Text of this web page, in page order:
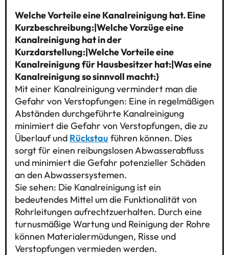
Welche Vorteile eine Kanalreinigung hat. Eine
Kurzbeschreibung:|Welche Vorzüge eine
Kanalreinigung hat in der
Kurzdarstellung:|Welche Vorteile eine
Kanalreinigung für Hausbesitzer hat:|Was eine
Kanalreinigung so sinnvoll macht:}
Mit einer Kanalreinigung vermindert man die
Gefahr von Verstopfungen: Eine in regelmäßigen
Abständen durchgeführte Kanalreinigung
minimiert die Gefahr von Verstopfungen, die zu
Überlauf und Rückstau führen können. Dies
sorgt für einen reibungslosen Abwasserabfluss
und minimiert die Gefahr potenzieller Schäden
an den Abwassersystemen.
Sie sehen: Die Kanalreinigung ist ein
bedeutendes Mittel um die Funktionalität von
Rohrleitungen aufrechtzuerhalten. Durch eine
turnusmäßige Wartung und Reinigung der Rohre
können Materialermüdungen, Risse und
Verstopfungen vermieden werden.